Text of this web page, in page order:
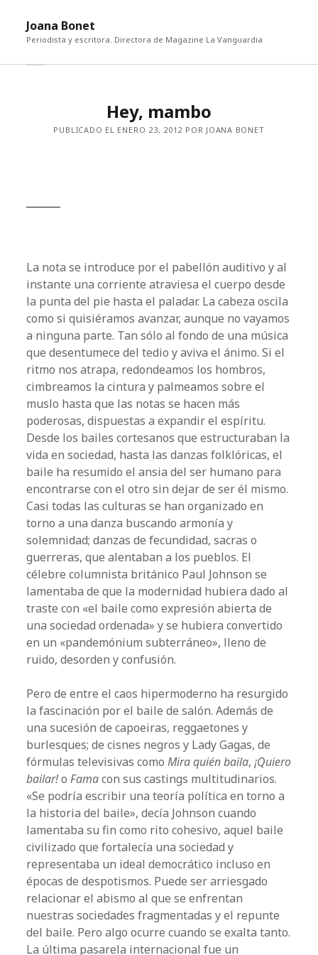
Joana Bonet
Periodista y escritora. Directora de Magazine La Vanguardia
Hey, mambo
PUBLICADO EL ENERO 23, 2012 POR JOANA BONET
La nota se introduce por el pabellón auditivo y al
instante una corriente atraviesa el cuerpo desde
la punta del pie hasta el paladar. La cabeza oscila
como si quisiéramos avanzar, aunque no vayamos
a ninguna parte. Tan sólo al fondo de una música
que desentumece del tedio y aviva el ánimo. Si el
ritmo nos atrapa, redondeamos los hombros,
cimbreamos la cintura y palmeamos sobre el
muslo hasta que las notas se hacen más
poderosas, dispuestas a expandir el espíritu.
Desde los bailes cortesanos que estructuraban la
vida en sociedad, hasta las danzas folklóricas, el
baile ha resumido el ansia del ser humano para
encontrarse con el otro sin dejar de ser él mismo.
Casi todas las culturas se han organizado en
torno a una danza buscando armonía y
solemnidad; danzas de fecundidad, sacras o
guerreras, que alentaban a los pueblos. El
célebre columnista británico Paul Johnson se
lamentaba de que la modernidad hubiera dado al
traste con «el baile como expresión abierta de
una sociedad ordenada» y se hubiera convertido
en un «pandemónium subterráneo», lleno de
ruido, desorden y confusión.
Pero de entre el caos hipermoderno ha resurgido
la fascinación por el baile de salón. Además de
una sucesión de capoeiras, reggaetones y
burlesques; de cisnes negros y Lady Gagas, de
fórmulas televisivas comoMira quién baila,¡Quiero
bailar!o Famacon sus castings multitudinarios.
«Se podría escribir una teoría política en torno a
la historia del baile», decía Johnson cuando
lamentaba su fin como rito cohesivo, aquel baile
civilizado que fortalecía una sociedad y
representaba un ideal democrático incluso en
épocas de despotismos. Puede ser arriesgado
relacionar el abismo al que se enfrentan
nuestras sociedades fragmentadas y el repunte
del baile. Pero algo ocurre cuando se exalta tanto.
La última pasarela internacional fue un